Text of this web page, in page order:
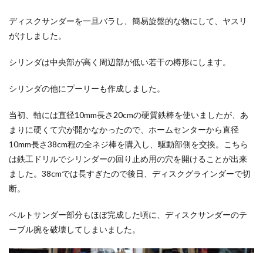
ディスクサンダーを一旦バラし、簡易旋盤的な物にして、ヤスリ
がけしました。
シリンダは中央部が高く周辺部が低い若干の樽形にします。
シリンダの他にプーリーも作成しました。
当初、軸には直径10mm長さ20cmの硬質鉄棒を使いましたが、あ
まりに硬くて穴が開かなかったので、ホームセンターから直径
10mm長さ38cm程の全ネジ棒を購入し、駆動部側を交換。こちら
は鉄工ドリルでシリンダーの回り止め用の穴を開けることが出来
ました。38cmでは長すぎたので後日、ディスクグラインダーで切
断。
ベルトサンダー部分もほぼ完成した頃に、ディスクサンダーのテ
ーブル腕を破壊してしまいました。